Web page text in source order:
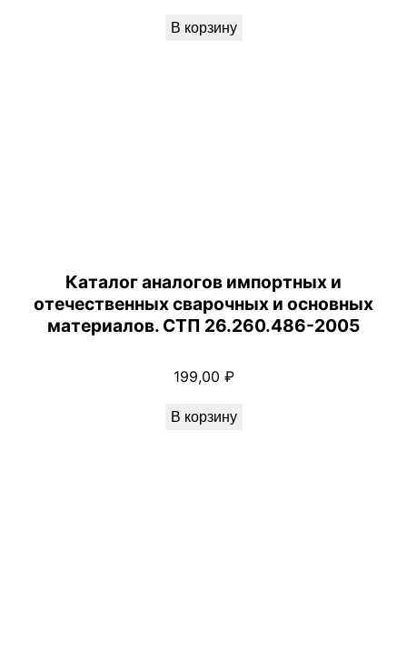
В корзину
Каталог аналогов импортных и
отечественных сварочных и основных
материалов. СТП 26.260.486-2005
199,00 ₽
В корзину